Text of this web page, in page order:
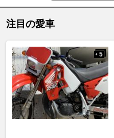
注目の愛車
+ 5